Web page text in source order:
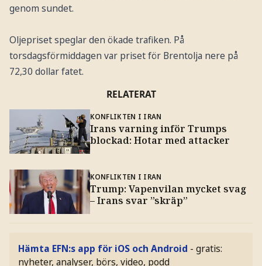
genom sundet.
Oljepriset speglar den ökade trafiken. På
torsdagsförmiddagen var priset för Brentolja nere på
72,30 dollar fatet.
RELATERAT
KONFLIKTEN I IRAN
Irans varning inför Trumps
blockad: Hotar med attacker
KONFLIKTEN I IRAN
Trump: Vapenvilan mycket svag
– Irans svar ”skräp”
Hämta EFN:s app för iOS och Android - gratis:
nyheter, analyser, börs, video, podd